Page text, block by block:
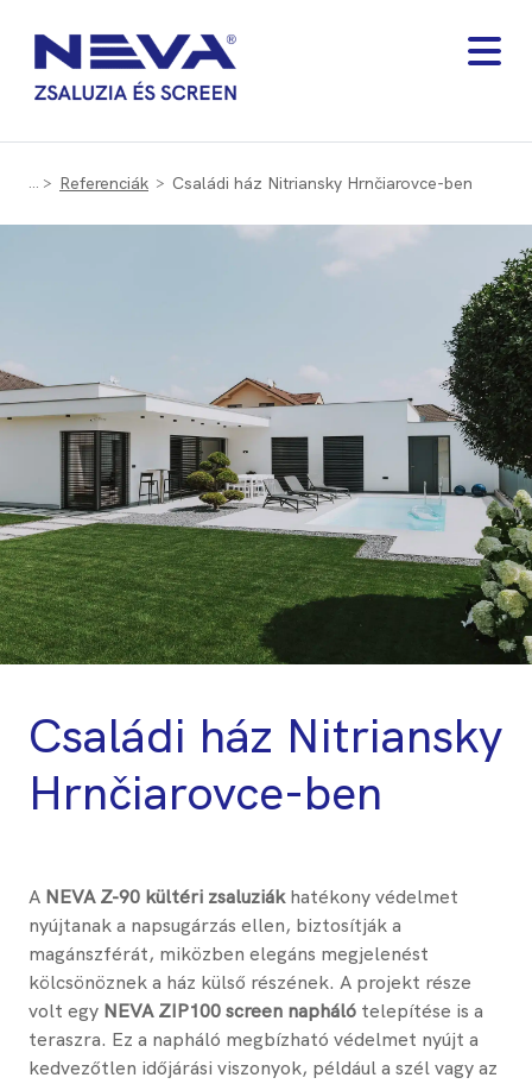
Referenciák Családi ház Nitriansky Hrnčiarovce-ben
Családi ház Nitriansky
Hrnčiarovce-ben
A NEVA Z-90 kültéri zsaluziákhatékony védelmet
nyújtanak a napsugárzás ellen, biztosítják a
magánszférát, miközben elegáns megjelenést
kölcsönöznek a ház külső részének. A projekt része
volt egy NEVA ZIP100 screen napháló telepítése is a
teraszra. Ez a napháló megbízható védelmet nyújt a
kedvezőtlen időjárási viszonyok, például a szél vagy az